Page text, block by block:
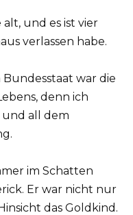
und es ist vier
verlassen habe.
war die
denn ich
und all dem
im Schatten
Er war nicht nur
das Goldkind.